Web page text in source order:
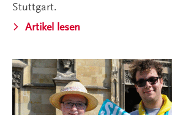
Stuttgart.
Artikel lesen